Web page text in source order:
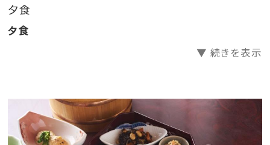
★━お食事━★
長年この地で培ってきた女将が調理する料理の数々。
＜メニュー例＞
・季節の前菜3種
夕食
夕食
▼ 続きを表示